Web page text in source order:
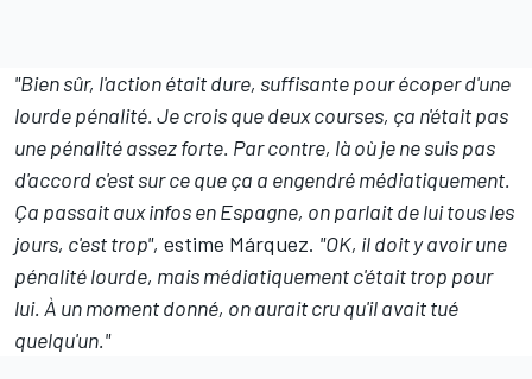
"Bien sûr, l'action était dure, suffisante pour écoper d'une
lourde pénalité. Je crois que deux courses, ça n'était pas
une pénalité assez forte. Par contre, là où je ne suis pas
d'accord c'est sur ce que ça a engendré médiatiquement.
Ça passait aux infos en Espagne, on parlait de lui tous les
jours, c'est trop", estime Márquez. "OK, il doit y avoir une
pénalité lourde, mais médiatiquement c'était trop pour
lui. À un moment donné, on aurait cru qu'il avait tué
quelqu'un."